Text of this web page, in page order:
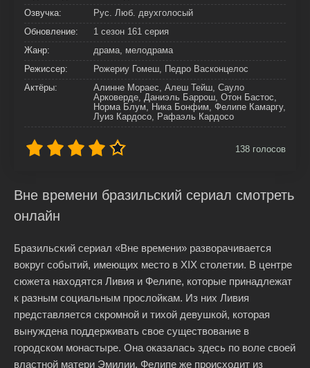
Озвучка:
Рус. Люб. двухголосый
Обновление:
1 сезон 161 серия
Жанр:
драма, мелодрама
Режиссер:
Рожериу Гомеш, Педро Васконцелос
Актёры:
Алинне Мораес, Алеш Тейш, Сауло
Арковерде, Даниэль Баррош, Отон Бастос,
Норма Блум, Ника Бонфим, Фелипе Камаргу,
Луиз Кардосо, Рафаэль Кардосо
138 голосов
Вне времени бразильский сериал смотреть
онлайн
Бразильский сериал «Вне времени» разворачивается
вокруг событий, имеющих место в XIX столетии. В центре
сюжета находятся Ливия и Фелипе, которые принадлежат
к разным социальным прослойкам. Из них Ливия
представляется скромной и тихой девушкой, которая
вынуждена поддерживать свое существование в
городском монастыре. Она оказалась здесь по воле своей
властной матери Эмилии. Фелипе же происходит из